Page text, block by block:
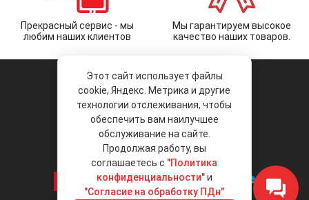
Прекрасный сервис - мы
любим наших клиентов
Мы гарантируем высокое
качество наших товаров.
© 2026 «Liberty Project».
Аксессуары и запчасти оптом.
Положение об обработке и защите
персональных данных
Этот сайт использует файлы
cookie, Яндекс. Метрика и другие
технологии отслеживания, чтобы
обеспечить вам наилучшее
обслуживание на сайте.
Продолжая работу, вы
соглашаетесь с "Политика
конфиденциальности"и
"Согласие на обработку ПДн"